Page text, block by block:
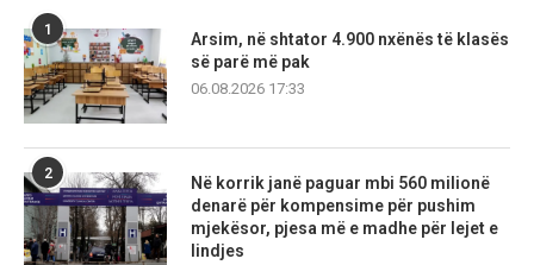
1
Arsim, në shtator 4.900 nxënës të klasës
së parë më pak
06.08.2026 17:33
2
Në korrik janë paguar mbi 560 milionë
denarë për kompensime për pushim
mjekësor, pjesa më e madhe për lejet e
lindjes